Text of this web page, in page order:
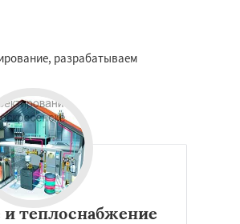
разрабатываем
теплоснабжение